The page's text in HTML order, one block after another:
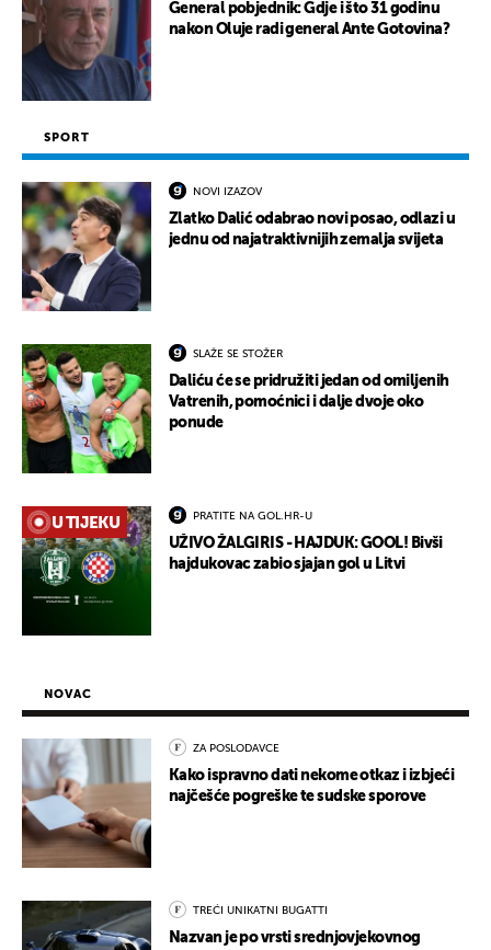
General pobjednik: Gdje i što 31 godinu
nakon Oluje radi general Ante Gotovina?
SPORT
NOVI IZAZOV
Zlatko Dalić odabrao novi posao, odlazi u
jednu od najatraktivnijih zemalja svijeta
SLAŽE SE STOŽER
Daliću će se pridružiti jedan od omiljenih
Vatrenih, pomoćnici i dalje dvoje oko
ponude
U TIJEKU PRATITE NA GOL.HR-U
UŽIVO ŽALGIRIS - HAJDUK: GOOL! Bivši
hajdukovac zabio sjajan gol u Litvi
NOVAC
ZA POSLODAVCE
Kako ispravno dati nekome otkaz i izbjeći
najčešće pogreške te sudske sporove
TREĆI UNIKATNI BUGATTI
Nazvan je po vrsti srednjovjekovnog